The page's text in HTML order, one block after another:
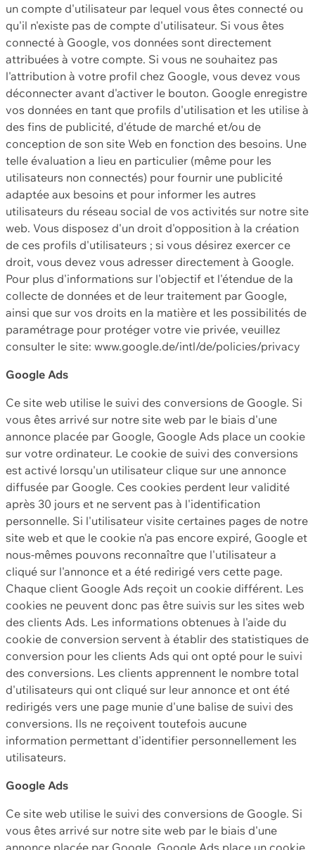
un compte d'utilisateur par lequel vous êtes connecté ou
qu'il n'existe pas de compte d'utilisateur. Si vous êtes
connecté à Google, vos données sont directement
attribuées à votre compte. Si vous ne souhaitez pas
l'attribution à votre profil chez Google, vous devez vous
déconnecter avant d'activer le bouton. Google enregistre
vos données en tant que profils d'utilisation et les utilise à
des fins de publicité, d'étude de marché et/ou de
conception de son site Web en fonction des besoins. Une
telle évaluation a lieu en particulier (même pour les
utilisateurs non connectés) pour fournir une publicité
adaptée aux besoins et pour informer les autres
utilisateurs du réseau social de vos activités sur notre site
web. Vous disposez d'un droit d'opposition à la création
de ces profils d'utilisateurs ; si vous désirez exercer ce
droit, vous devez vous adresser directement à Google.
Pour plus d'informations sur l'objectif et l'étendue de la
collecte de données et de leur traitement par Google,
ainsi que sur vos droits en la matière et les possibilités de
paramétrage pour protéger votre vie privée, veuillez
consulter le site: www.google.de/intl/de/policies/privacy
Google Ads
Ce site web utilise le suivi des conversions de Google. Si
vous êtes arrivé sur notre site web par le biais d'une
annonce placée par Google, Google Ads place un cookie
sur votre ordinateur. Le cookie de suivi des conversions
est activé lorsqu'un utilisateur clique sur une annonce
diffusée par Google. Ces cookies perdent leur validité
après 30 jours et ne servent pas à l'identification
personnelle. Si l'utilisateur visite certaines pages de notre
site web et que le cookie n'a pas encore expiré, Google et
nous-mêmes pouvons reconnaître que l'utilisateur a
cliqué sur l'annonce et a été redirigé vers cette page.
Chaque client Google Ads reçoit un cookie différent. Les
cookies ne peuvent donc pas être suivis sur les sites web
des clients Ads. Les informations obtenues à l'aide du
cookie de conversion servent à établir des statistiques de
conversion pour les clients Ads qui ont opté pour le suivi
des conversions. Les clients apprennent le nombre total
d'utilisateurs qui ont cliqué sur leur annonce et ont été
redirigés vers une page munie d'une balise de suivi des
conversions. Ils ne reçoivent toutefois aucune
information permettant d'identifier personnellement les
utilisateurs.
Google Ads
Ce site web utilise le suivi des conversions de Google. Si
vous êtes arrivé sur notre site web par le biais d'une